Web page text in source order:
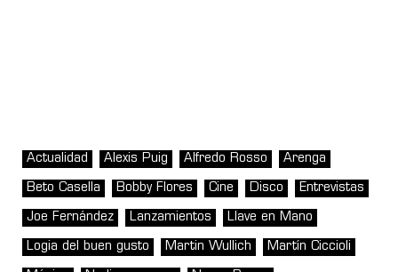
Actualidad Alexis Puig Alfredo Rosso Arenga
Beto Casella Bobby Flores Cine Disco Entrevistas
Joe Fernández Lanzamientos Llave en Mano
Logia del buen gusto Martin Wullich Martín Ciccioli